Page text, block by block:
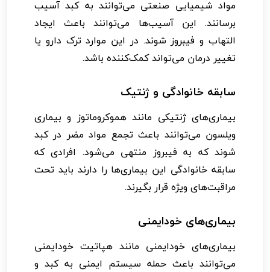
مواد شیمیایی صنعتی می‌توانند به کبد آسیب
برسانند. این آسیب‌ها می‌توانند باعث ایجاد
التهاب و فیبروز شوند. در این موارد ترک دارو یا
تغییر درمان می‌تواند کمک‌کننده باشد.
سابقه خانوادگی و ژنتیک
بیماری‌های ژنتیکی مانند هموکروماتوز و بیماری
ویلسون می‌توانند باعث تجمع مواد مضر در کبد
شوند که به فیبروز منتهی می‌شود. افرادی که
سابقه خانوادگی این بیماری‌ها را دارند باید تحت
مراقبت‌های ویژه قرار بگیرند.
بیماری‌های خودایمنی
بیماری‌های خودایمنی مانند هپاتیت خودایمنی
می‌توانند باعث حمله سیستم ایمنی به کبد و